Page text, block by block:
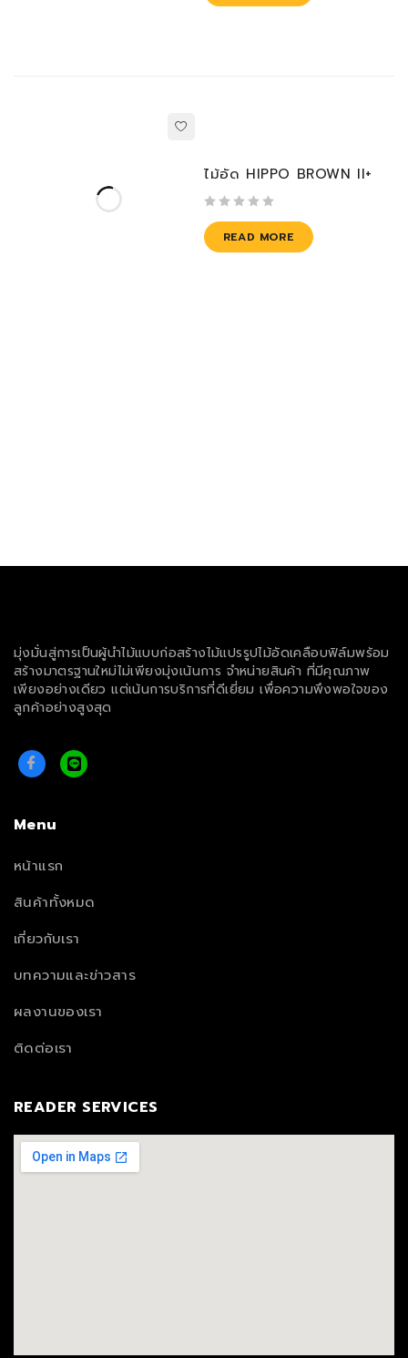
ไม้อัด HIPPO BROWN II+
READ MORE
มุ่งมั่นสู่การเป็นผู้นำไม้แบบก่อสร้างไม้แปรรูปไม้อัดเคลือบฟิล์มพร้อม
สร้างมาตรฐานใหม่ไม่เพียงมุ่งเน้นการ จำหน่ายสินค้า ที่มีคุณภาพ
เพียงอย่างเดียว แต่เน้นการบริการที่ดีเยี่ยม เพื่อความพึงพอใจของ
ลูกค้าอย่างสูงสุด
Menu
หน้าแรก
สินค้าทั้งหมด
เกี่ยวกับเรา
บทความและข่าวสาร
ผลงานของเรา
ติดต่อเรา
READER SERVICES